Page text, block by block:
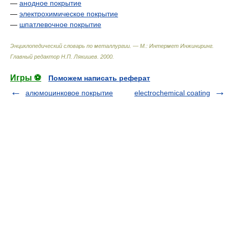
— анодное покрытие
— электрохимическое покрытие
— шпатлевочное покрытие
Энциклопедический словарь по металлургии. — М.: Интермет Инжиниринг
Главный редактор Н.П. Лякишев 2000
Игры ⚽
Поможем написать реферат
алюмоцинковое покрытие
electrochemical coating